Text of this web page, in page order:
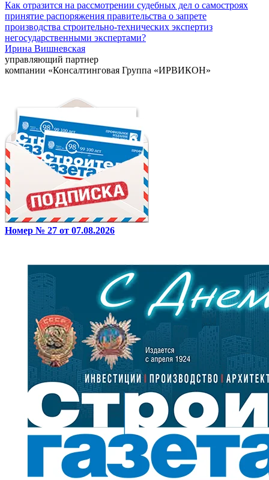
Как отразится на рассмотрении судебных дел о самостроях
принятие распоряжения правительства о запрете
производства строительно-технических экспертиз
негосударственными экспертами?
Ирина Вишневская
управляющий партнер
компании «Консалтинговая Группа «ИРВИКОН»
Номер № 27 от 07.08.2026